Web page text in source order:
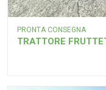
PRONTA CONSEGNA
TRATTORE